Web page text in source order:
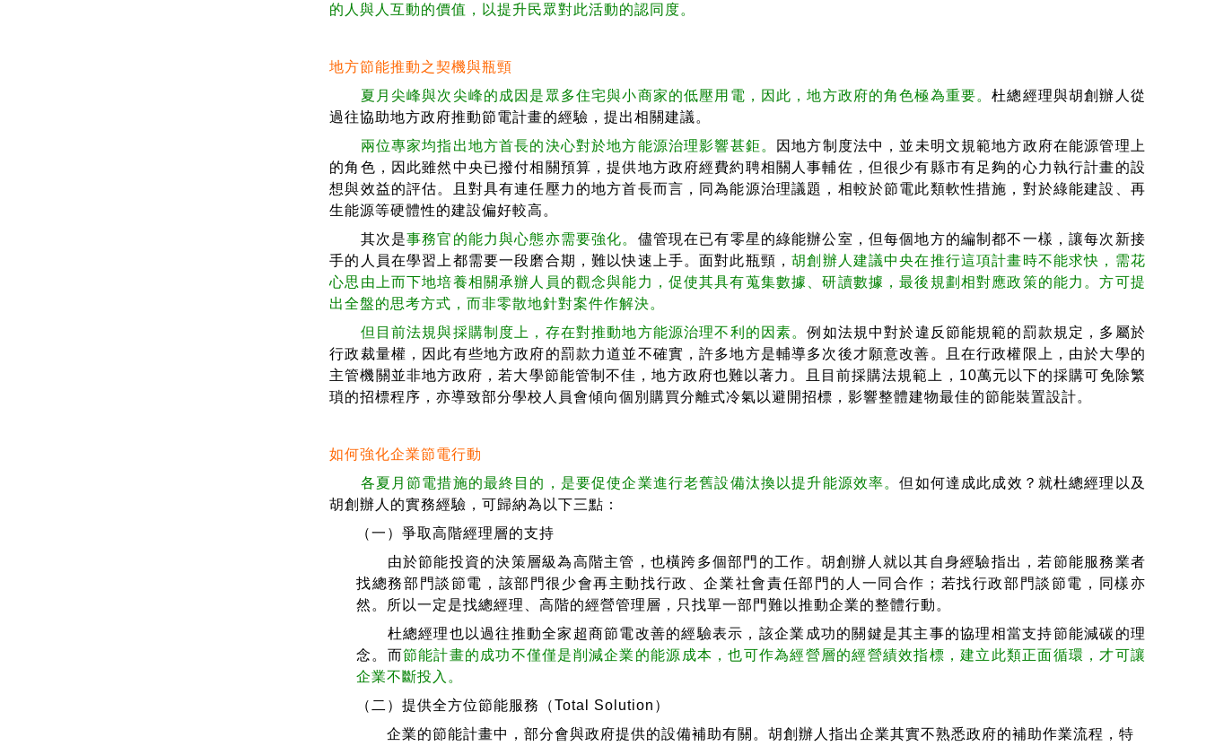
的人與人互動的價值，以提升民眾對此活動的認同度。
地方節能推動之契機與瓶頸
夏月尖峰與次尖峰的成因是眾多住宅與小商家的低壓用電，因此，地方政府的角色極為重要。杜總經理與胡創辦人從
過往協助地方政府推動節電計畫的經驗，提出相關建議。
兩位專家均指出地方首長的決心對於地方能源治理影響甚鉅。
因地方制度法中，並未明文規範地方政府在能源管理上
的角色，因此雖然中央已撥付相關預算，提供地方政府經費約聘相關人事輔佐，但很少有縣市有足夠的心力執行計畫的設
想與效益的評估。且對具有連任壓力的地方首長而言，同為能源治理議題，相較於節電此類軟性措施，對於綠能建設、再
生能源等硬體性的建設偏好較高。
其次是事務官的能力與心態亦需要強化。 儘管現在已有零星的綠能辦公室，但每個地方的編制都不一樣，讓每次新接
手的人員在學習上都需要一段磨合期，難以快速上手。面對此瓶頸，胡創辦人建議中央在推行這項計畫時不能求快，需花
心思由上而下地培養相關承辦人員的觀念與能力，促使其具有蒐集數據、研讀數據，最後規劃相對應政策的能力。方可提
出全盤的思考方式，而非零散地針對案件作解決。
但目前法規與採購制度上，存在對推動地方能源治理不利的因素。例如法規中對於違反節能規範的罰款規定，多屬於
行政裁量權，因此有些地方政府的罰款力道並不確實，許多地方是輔導多次後才願意改善。且在行政權限上，由於大學的
主管機關並非地方政府，若大學節能管制不佳，地方政府也難以著力。且目前採購法規範上，10萬元以下的採購可免除繁
瑣的招標程序，亦導致部分學校人員會傾向個別購買分離式冷氣以避開招標，影響整體建物最佳的節能裝置設計。
如何強化企業節電行動
各夏月節電措施的最終目的，是要促使企業進行老舊設備汰換以提升能源效率。但如何達成此成效？就杜總經理以及
胡創辦人的實務經驗，可歸納為以下三點：
（一）爭取高階經理層的支持
由於節能投資的決策層級為高階主管，也橫跨多個部門的工作。胡創辦人就以其自身經驗指出，若節能服務業者
找總務部門談節電，該部門很少會再主動找行政、企業社會責任部門的人一同合作；若找行政部門談節電，同樣亦
然。所以一定是找總經理、高階的經營管理層，只找單一部門難以推動企業的整體行動。
杜總經理也以過往推動全家超商節電改善的經驗表示，該企業成功的關鍵是其主事的協理相當支持節能減碳的理
念。而節能計畫的成功不僅僅是削減企業的能源成本，也可作為經營層的經營績效指標，建立此類正面循環，才可讓
企業不斷投入。
（二）提供全方位節能服務（Total Solution）
企業的節能計畫中，部分會與政府提供的設備補助有關。胡創辦人指出企業其實不熟悉政府的補助作業流程，特